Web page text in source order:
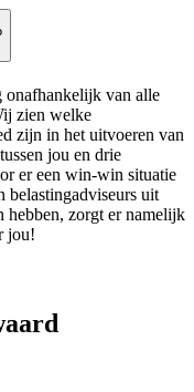
onafhankelijk van alle
zien welke
zijn in het uitvoeren van
jou en drie
er een win-win situatie
belastingadviseurs uit
zorgt er namelijk
jou!